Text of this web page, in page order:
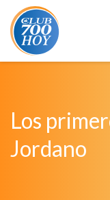
Los
Jordano